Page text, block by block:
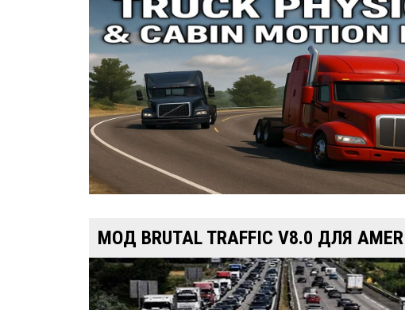
МОД BRUTAL TRAFFIC V8.0 ДЛЯ